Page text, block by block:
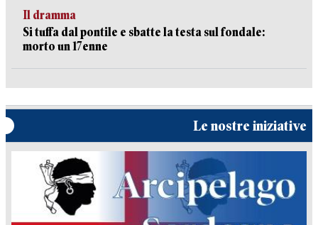
Il dramma
Si tuffa dal pontile e sbatte la testa sul fondale:
morto un 17enne
Le nostre iniziative